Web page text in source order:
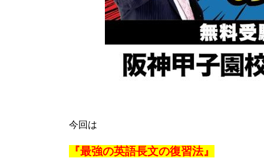
今回は
『最強の英語長文の復習法』